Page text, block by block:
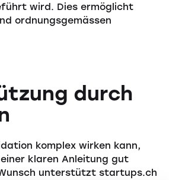
wird. Dies ermöglicht
ordnungsgemässen
durch
komplex wirken kann,
klaren Anleitung gut
unterstützt startups.ch